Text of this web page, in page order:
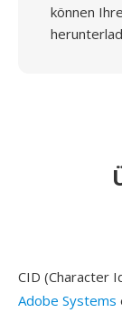
können
CID (Character
Adobe Systems